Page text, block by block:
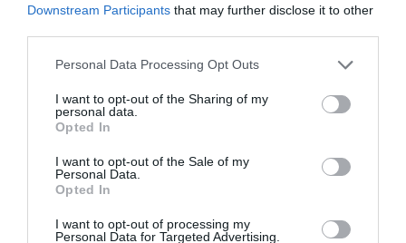
Downstream Participants that may further disclose it to other
Please note that this website/app uses one or more Google
not limited to your visit or usage behaviour. You may click to
grant or deny consent to Google and its third-party tags to
use your data for below specified purposes in below Google
consent section.
Personal Data Processing Opt Outs
I want to opt-out of the Sharing of my
personal data.
Opted In
I want to opt-out of the Sale of my
Personal Data.
Opted In
I want to opt-out of processing my
Personal Data for Targeted Advertising.